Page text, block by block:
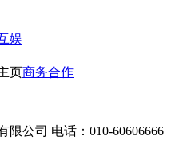
娱
页商务合作
公司 电话：010-60606666